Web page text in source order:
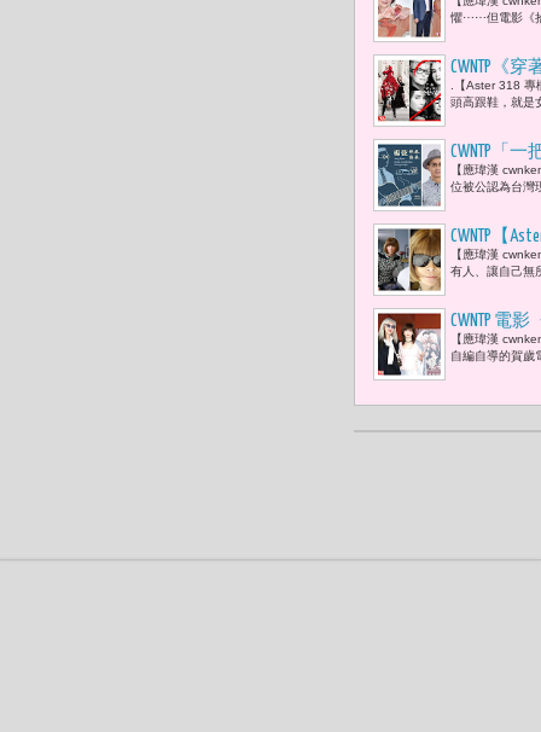
命裡失去
懼⋯⋯但電影《
CWNTP《
娜·溫圖（
.【Aster 318
頭高跟鞋，就是
CWNTP「
己的歌 」
【應瑋漢
位被公認為台灣
CWNTP【
上。」而安
【應瑋漢
有人、讓自己無
CWNTP 電
【應瑋漢
自編自導的賀歲